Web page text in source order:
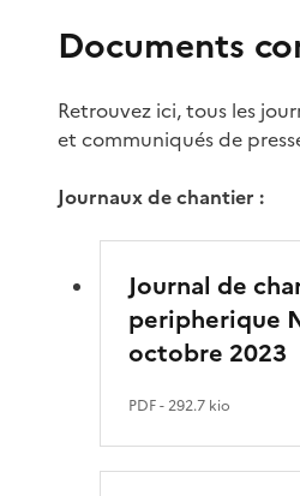
Documents
Retrouvez ici, tous les
et communiqués de
Journaux de chantier :
Journal de
peripherique
octobre 2023
PDF- 292.7 kio